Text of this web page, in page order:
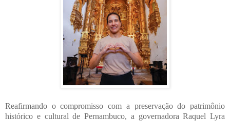
Reafirmando o compromisso com a preservação do patrimônio
histórico e cultural de Pernambuco, a governadora Raquel Lyra